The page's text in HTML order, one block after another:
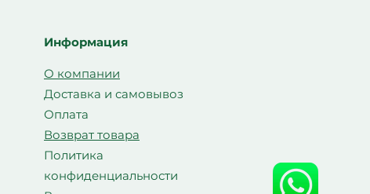
Информация
О компании
Доставка и самовывоз
Оплата
Возврат товара
Политика
конфиденциальности